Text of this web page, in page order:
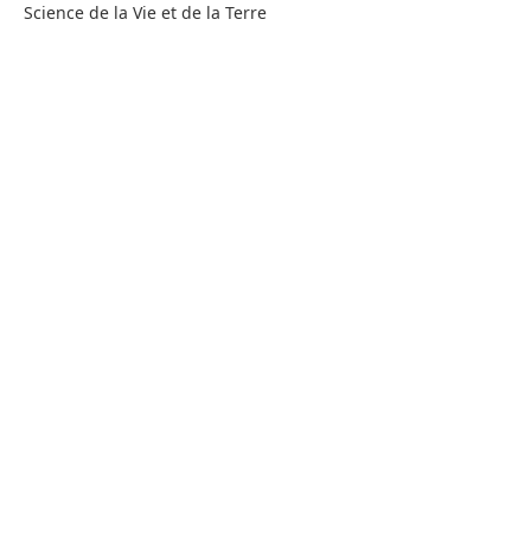
Science de la Vie et de la Terre